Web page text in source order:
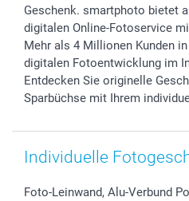
Geschenk-Gutscheine (PDF)
Partnerprogramme
Investor Relations
B2B smartbusiness
Widerrufsrecht
Hochzeit
Geburtstag
Geburt
Zu allen Anlässen
Zahlungsmöglichkeiten
Anmelden /Registrieren
Sitemap
Status der Bestellung
smartfriends
Geschenk. smartphoto bietet
digitalen Online-Fotoservice
Mehr als 4 Millionen Kunden
digitalen Fotoentwicklung im
Entdecken Sie originelle
Sparbüchse mit Ihrem
Individuelle
Foto-Leinwand, Alu-Verbund